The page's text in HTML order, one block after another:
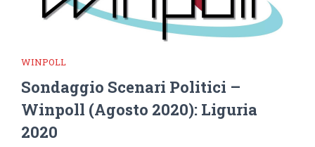
WINPOLL
Sondaggio Scenari Politici –
Winpoll (Agosto 2020): Liguria
2020